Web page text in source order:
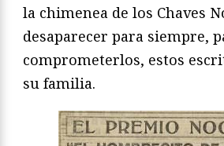
la chimenea de los Chaves
desaparecer para siempre,
comprometerlos, estos
su familia.